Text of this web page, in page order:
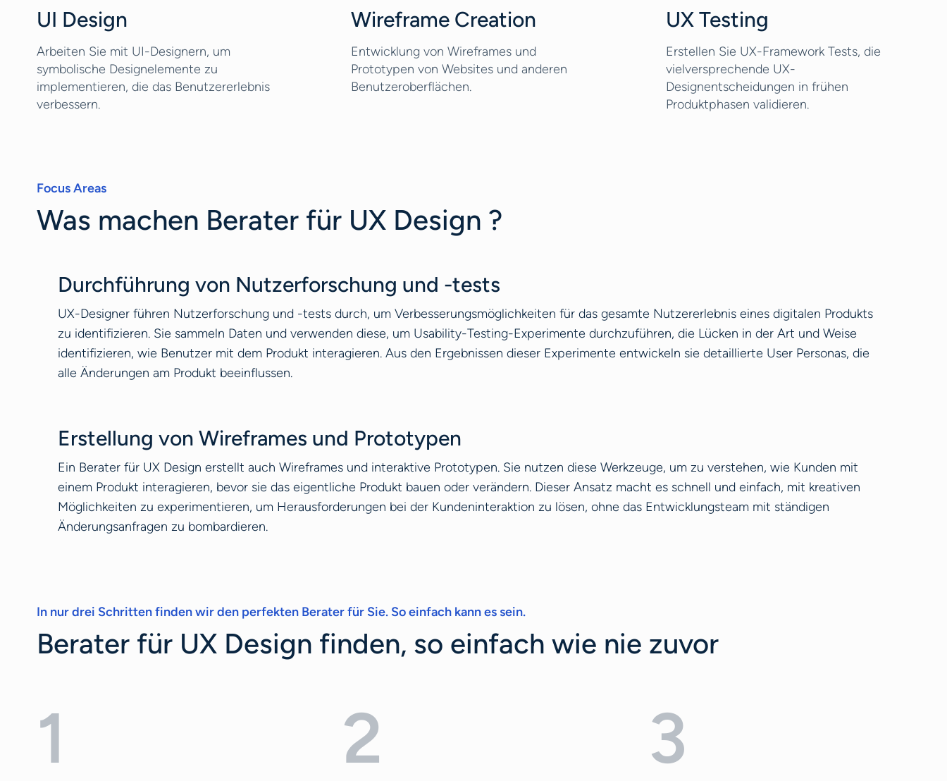
UI Design
Arbeiten Sie mit UI-Designern, um
symbolische Designelemente zu
implementieren, die das Benutzererlebnis
verbessern.
Wireframe Creation
Entwicklung von Wireframes und
Prototypen von Websites und anderen
Benutzeroberflächen.
UX Testing
Erstellen Sie UX-Framework Tests, die
vielversprechende UX-
Designentscheidungen in frühen
Produktphasen validieren.
Focus Areas
Was machen Berater für UX Design ?
Durchführung von Nutzerforschung und -tests
UX-Designer führen Nutzerforschung und -tests durch, um Verbesserungsmöglichkeiten für das gesamte Nutzererlebnis eines digitalen Produkts
zu identifizieren. Sie sammeln Daten und verwenden diese, um Usability-Testing-Experimente durchzuführen, die Lücken in der Art und Weise
identifizieren, wie Benutzer mit dem Produkt interagieren. Aus den Ergebnissen dieser Experimente entwickeln sie detaillierte User Personas, die
alle Änderungen am Produkt beeinflussen.
Erstellung von Wireframes und Prototypen
Ein Berater für UX Design erstellt auch Wireframes und interaktive Prototypen. Sie nutzen diese Werkzeuge, um zu verstehen, wie Kunden mit
einem Produkt interagieren, bevor sie das eigentliche Produkt bauen oder verändern. Dieser Ansatz macht es schnell und einfach, mit kreativen
Möglichkeiten zu experimentieren, um Herausforderungen bei der Kundeninteraktion zu lösen, ohne das Entwicklungsteam mit ständigen
Änderungsanfragen zu bombardieren.
In nur drei Schritten finden wir den perfekten Berater für Sie. So einfach kann es sein.
Berater für UX Design finden, so einfach wie nie zuvor
1 2 3